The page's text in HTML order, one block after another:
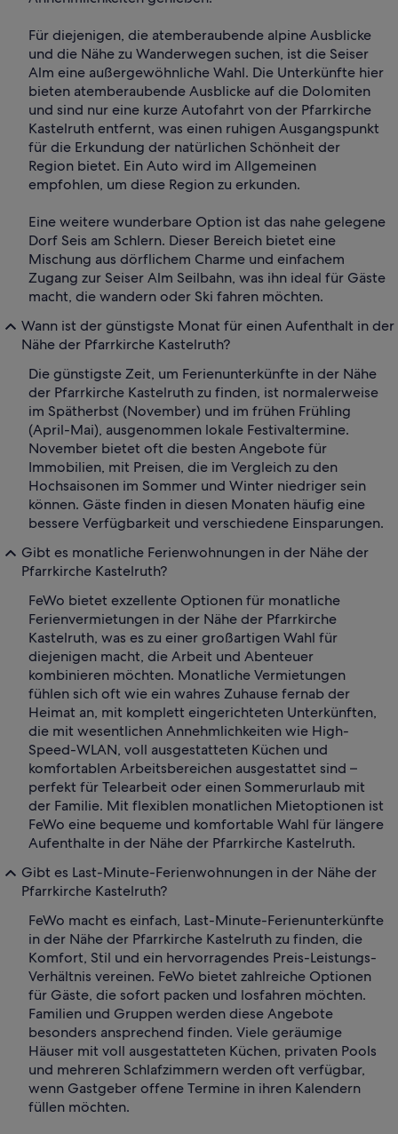
Für diejenigen, die atemberaubende alpine Ausblicke
und die Nähe zu Wanderwegen suchen, ist die Seiser
Alm eine außergewöhnliche Wahl. Die Unterkünfte hier
bieten atemberaubende Ausblicke auf die Dolomiten
und sind nur eine kurze Autofahrt von der Pfarrkirche
Kastelruth entfernt, was einen ruhigen Ausgangspunkt
für die Erkundung der natürlichen Schönheit der
Region bietet. Ein Auto wird im Allgemeinen
empfohlen, um diese Region zu erkunden.
Eine weitere wunderbare Option ist das nahe gelegene
Dorf Seis am Schlern. Dieser Bereich bietet eine
Mischung aus dörflichem Charme und einfachem
Zugang zur Seiser Alm Seilbahn, was ihn ideal für Gäste
macht, die wandern oder Ski fahren möchten.
Wann ist der günstigste Monat für einen Aufenthalt in der
Nähe der Pfarrkirche Kastelruth?
Die günstigste Zeit, um Ferienunterkünfte in der Nähe
der Pfarrkirche Kastelruth zu finden, ist normalerweise
im Spätherbst (November) und im frühen Frühling
(April-Mai), ausgenommen lokale Festivaltermine.
November bietet oft die besten Angebote für
Immobilien, mit Preisen, die im Vergleich zu den
Hochsaisonen im Sommer und Winter niedriger sein
können. Gäste finden in diesen Monaten häufig eine
bessere Verfügbarkeit und verschiedene Einsparungen.
Gibt es monatliche Ferienwohnungen in der Nähe der
Pfarrkirche Kastelruth?
FeWo bietet exzellente Optionen für monatliche
Ferienvermietungen in der Nähe der Pfarrkirche
Kastelruth, was es zu einer großartigen Wahl für
diejenigen macht, die Arbeit und Abenteuer
kombinieren möchten. Monatliche Vermietungen
fühlen sich oft wie ein wahres Zuhause fernab der
Heimat an, mit komplett eingerichteten Unterkünften,
die mit wesentlichen Annehmlichkeiten wie High-
Speed-WLAN, voll ausgestatteten Küchen und
komfortablen Arbeitsbereichen ausgestattet sind –
perfekt für Telearbeit oder einen Sommerurlaub mit
der Familie. Mit flexiblen monatlichen Mietoptionen ist
FeWo eine bequeme und komfortable Wahl für längere
Aufenthalte in der Nähe der Pfarrkirche Kastelruth.
Gibt es Last-Minute-Ferienwohnungen in der Nähe der
Pfarrkirche Kastelruth?
FeWo macht es einfach, Last-Minute-Ferienunterkünfte
in der Nähe der Pfarrkirche Kastelruth zu finden, die
Komfort, Stil und ein hervorragendes Preis-Leistungs-
Verhältnis vereinen. FeWo bietet zahlreiche Optionen
für Gäste, die sofort packen und losfahren möchten.
Familien und Gruppen werden diese Angebote
besonders ansprechend finden. Viele geräumige
Häuser mit voll ausgestatteten Küchen, privaten Pools
und mehreren Schlafzimmern werden oft verfügbar,
wenn Gastgeber offene Termine in ihren Kalendern
füllen möchten.